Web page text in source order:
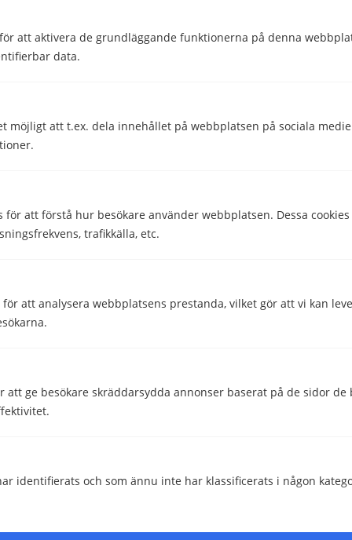
att aktivera de grundläggande funktionerna på denna
data.
möjligt att t.ex. dela innehållet på webbplatsen på sociala
för att förstå hur besökare använder webbplatsen. Dessa
trafikkälla, etc.
för att analysera webbplatsens prestanda, vilket gör att vi kan
att ge besökare skräddarsydda annonser baserat på de sidor
identifierats och som ännu inte har klassificerats i någon
Teknik
Skriven av
Granskad av